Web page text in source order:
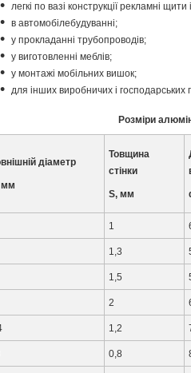
легкі по вазі конструкції рекламні щити
в автомобілебудуванні;
у прокладанні трубопроводів;
у виготовленні меблів;
у монтажі мобільних вишок;
для інших виробничих і господарських
Розміри
діаметр
мм
Товщина
стінки
S, мм
1
1,3
1,5
2
1,2
0,8